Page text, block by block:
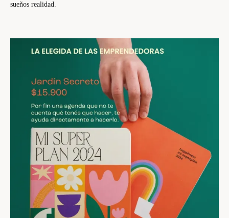
sueños realidad.